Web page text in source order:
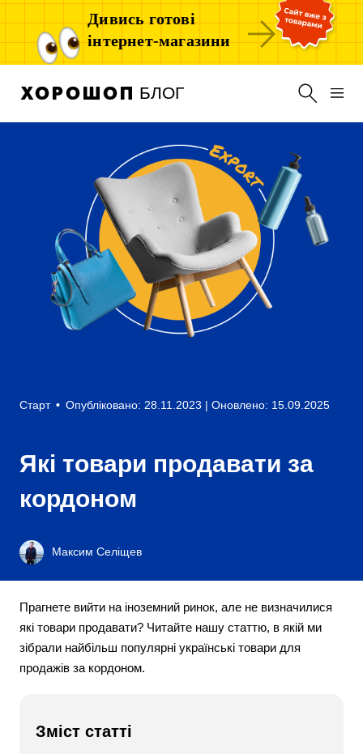
Дивись готові
інтернет-магазини
БЛОГ
Старт • Опубліковано: 28.11.2023 | Оновлено: 15.09.2025
Які товари продавати за
кордоном
Максим Селіщев
Прагнете вийти на іноземний ринок, але не визначилися
які товари продавати? Читайте нашу статтю, в якій ми
зібрали найбільш популярні українські товари для
продажів за кордоном.
Зміст статті